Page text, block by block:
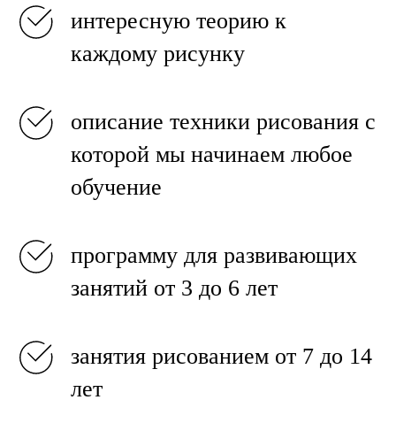
интересную теорию к
каждому рисунку
описание техники рисования с
которой мы начинаем любое
обучение
программу для развивающих
занятий от 3 до 6 лет
занятия рисованием от 7 до 14
лет